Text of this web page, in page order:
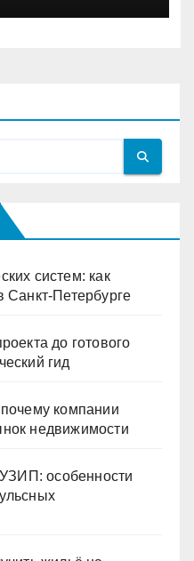
систем: как
Санкт-Петербурге
до готового
гид
компании
недвижимости
УЗИП: особенности